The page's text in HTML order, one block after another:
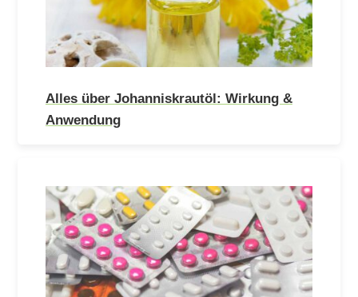
Alles über Johanniskrautöl: Wirkung &
Anwendung